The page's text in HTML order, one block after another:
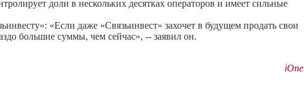
доли в нескольких десятках операторов и имеет сильные
«Если даже «Связьинвест» захочет в будущем продать свои
большие суммы, чем сейчас», -- заявил он.
iOne